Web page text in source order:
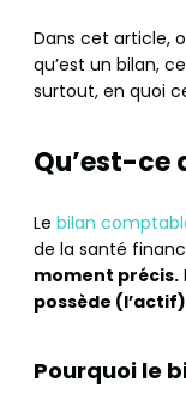
Dans cet article,
qu’est un bilan,
surtout, en quoi
Qu’est-ce
Le bilan
de la santé
moment précis.
possède
Pourquoi le